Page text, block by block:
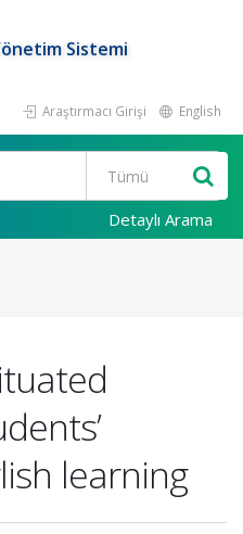
Sistemi
Araştırmacı Girişi English
Detaylı Arama
learning